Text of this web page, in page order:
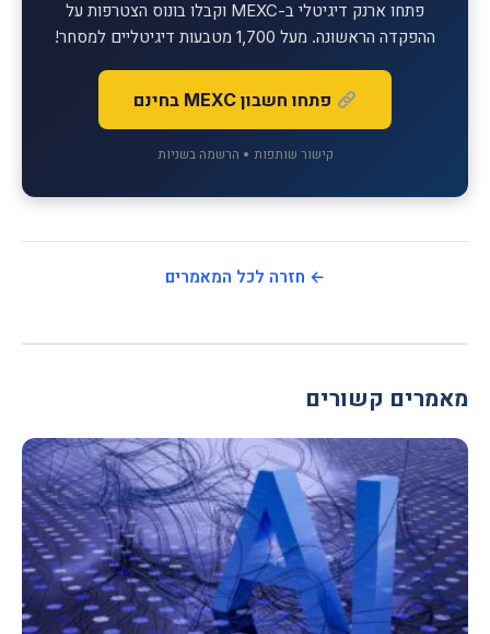
פתחו ארנק דיגיטלי ב-MEXC וקבלו בונוס הצטרפות על
ההפקדה הראשונה. מעל 1,700 מטבעות דיגיטליים למסחר!
פתחו חשבון MEXC בחינם
קישור שותפות • הרשמה בשניות
← חזרה לכל המאמרים
מאמרים קשורים